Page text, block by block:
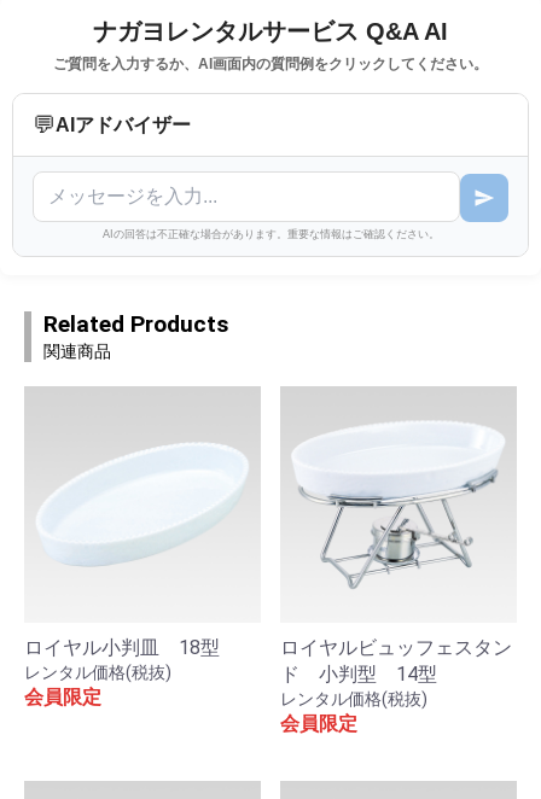
ナガヨレンタルサービス Q&A AI
ご質問を入力するか、AI画面内の質問例をクリックしてください。
💬AIアドバイザー
AIの回答は不正確な場合があります。重要な情報はご確認ください。
Related Products
関連商品
ロイヤル小判皿 18型
レンタル価格(税抜)
会員限定
ロイヤルビュッフェスタン
ド 小判型 14型
レンタル価格(税抜)
会員限定